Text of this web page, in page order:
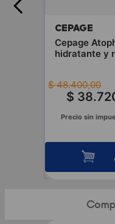
CEPAGE
Cepage
hidratante y
$ 48.400,00
$ 38.
Precio sin